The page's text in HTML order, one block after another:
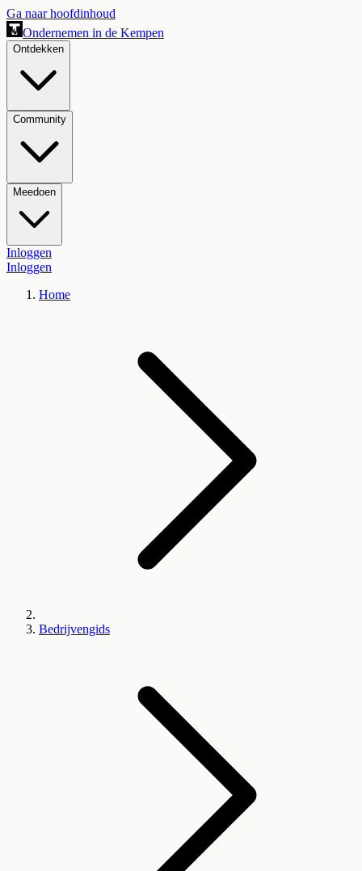
Ga naar hoofdinhoud
Ondernemen in de Kempen
Ontdekken
Community
Meedoen
Inloggen
Inloggen
Home
Bedrijvengids